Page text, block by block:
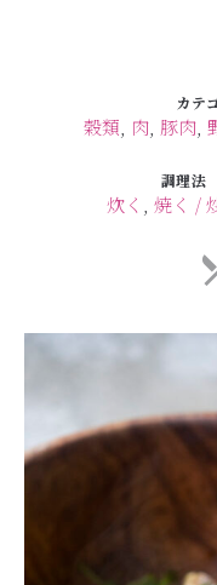
カテ
穀類, 肉, 豚肉,
調理法
炊く , 焼く /